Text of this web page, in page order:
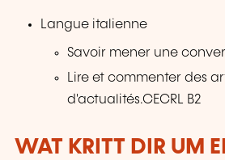
Langue italienne
Savoir mener une
Lire et commenter des
d'actualités.CECRL B2
WAT KRITT DIR UM